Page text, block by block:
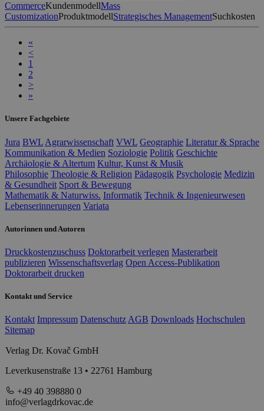
CommerceKundenmodellMass
CustomizationProduktmodellStrategisches ManagementSuchkosten
«
<
1
2
>
»
Unsere Fachgebiete
Jura BWL Agrarwissenschaft VWL Geographie Literatur & Sprache
Kommunikation & Medien Soziologie Politik Geschichte
Archäologie & Altertum Kultur, Kunst & Musik
Philosophie Theologie & Religion Pädagogik Psychologie Medizin
& Gesundheit Sport & Bewegung
Mathematik & Naturwiss. Informatik Technik & Ingenieurwesen
Lebenserinnerungen Variata
Autorinnen und Autoren
Druckkostenzuschuss Doktorarbeit verlegen Masterarbeit
publizieren Wissenschaftsverlag Open Access-Publikation
Doktorarbeit drucken
Kontakt und Service
Kontakt Impressum Datenschutz AGB Downloads Hochschulen
Sitemap
Verlag Dr. Kovač GmbH
Leverkusenstraße 13 • 22761 Hamburg
+49 40 398880 0
info@verlagdrkovac.de